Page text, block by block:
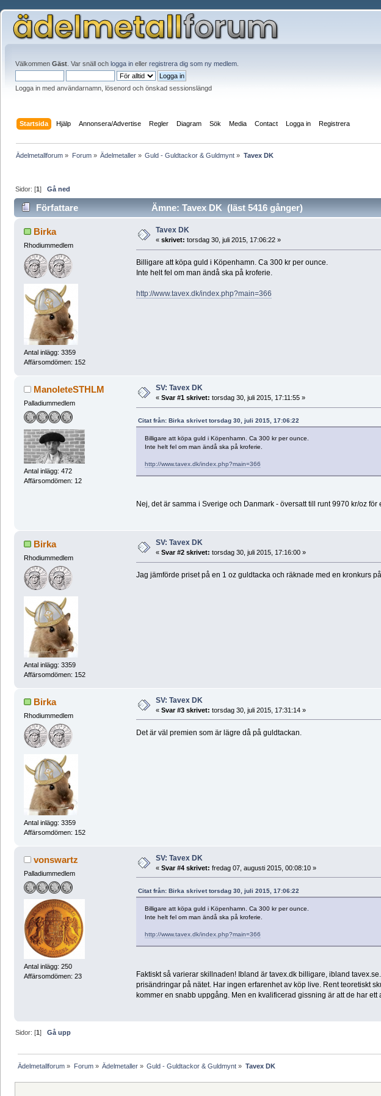
Välkommen Gäst . Var snäll och logga in eller registrera dig som ny medlem
Logga in med användarnamn, lösenord och önskad sessionslängd
Startsida Hjälp Annonsera/Advertise Regler Diagram Sök Media Contact Logga in Registrera
Ädelmetallforum » Forum» Ädelmetaller» Guld - Guldtackor & Guldmynt » Tavex DK
Sidor: [1]Gå ned
Författare Ämne: Tavex DK (läst 5416 gånger)
Birka
Rhodiummedlem
Antal inlägg: 3359
Affärsomdömen: 152
Tavex DK
« skrivet: torsdag 30, juli 2015, 17:06:22 »
Billigare att köpa guld i Köpenhamn. Ca 300 kr per ounce.
Inte helt fel om man ändå ska på kroferie.
http://www.tavex.dk/index.php?main=366
ManoleteSTHLM
Palladiummedlem
Antal inlägg: 472
Affärsomdömen: 12
SV: Tavex DK
« Svar #1 skrivet: torsdag 30, juli 2015, 17:11:55 »
Citat från: Birka skrivet torsdag 30, juli 2015, 17:06:22
Billigare att köpa guld i Köpenhamn. Ca 300 kr per ounce.
Inte helt fel om man ändå ska på kroferie.
http://www.tavex.dk/index.php?main=366
Nej, det är samma i Sverige och Danmark - översatt till runt 9970 kr/oz
Birka
Rhodiummedlem
Antal inlägg: 3359
Affärsomdömen: 152
SV: Tavex DK
« Svar #2 skrivet: torsdag 30, juli 2015, 17:16:00 »
Jag jämförde priset på en 1 oz guldtacka och räknade med en kronkurs
Birka
Rhodiummedlem
Antal inlägg: 3359
Affärsomdömen: 152
SV: Tavex DK
« Svar #3 skrivet: torsdag 30, juli 2015, 17:31:14 »
Det är väl premien som är lägre då på guldtackan.
vonswartz
Palladiummedlem
Antal inlägg: 250
Affärsomdömen: 23
SV: Tavex DK
« Svar #4 skrivet: fredag 07, augusti 2015, 00:08:10 »
Citat från: Birka skrivet torsdag 30, juli 2015, 17:06:22
Billigare att köpa guld i Köpenhamn. Ca 300 kr per ounce.
Inte helt fel om man ändå ska på kroferie.
http://www.tavex.dk/index.php?main=366
Faktiskt så varierar skillnaden! Ibland är tavex.dk billigare, ibland
prisändringar på nätet. Har ingen erfarenhet av köp live. Rent teoretiskt
kommer en snabb uppgång. Men en kvalificerad gissning är att de har ett
Sidor: [1]Gå upp
Ädelmetallforum » Forum» Ädelmetaller» Guld - Guldtackor & Guldmynt » Tavex DK